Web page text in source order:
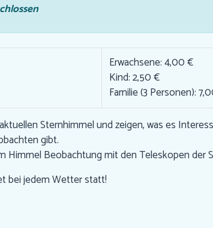
Erwachsene: 4,00 €
Kind: 2,50 €
Familie (3 Personen):
Sternhimmel und zeigen, was es
gibt.
Himmel Beobachtung mit den Teleskopen der
bei jedem Wetter statt!